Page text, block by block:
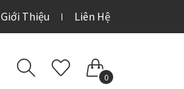
Giới Thiệu Liên Hệ
0